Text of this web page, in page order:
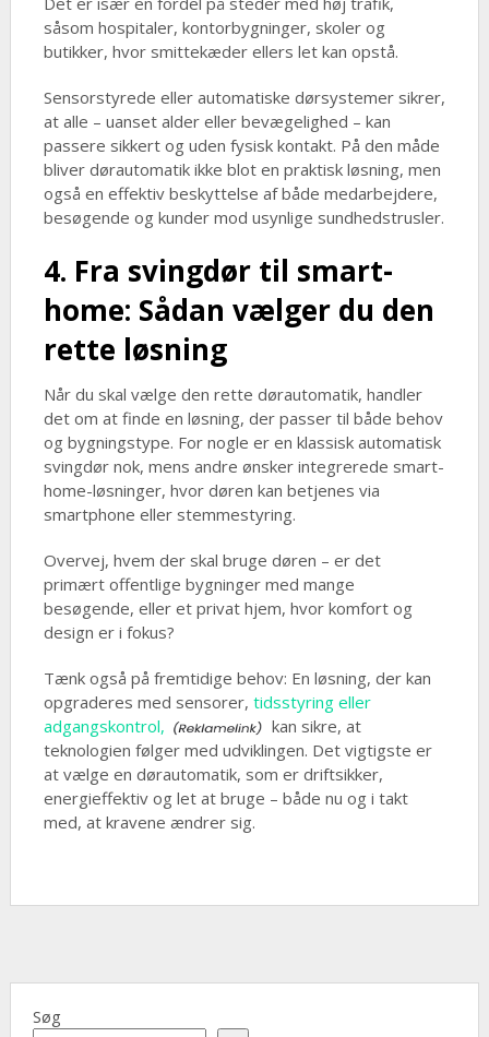
såsom hospitaler, kontorbygninger, skoler og
butikker, hvor smittekæder ellers let kan opstå.
Sensorstyrede eller automatiske dørsystemer sikrer,
at alle – uanset alder eller bevægelighed – kan
passere sikkert og uden fysisk kontakt. På den måde
bliver dørautomatik ikke blot en praktisk løsning, men
også en effektiv beskyttelse af både medarbejdere,
besøgende og kunder mod usynlige sundhedstrusler.
4. Fra svingdør til smart-
home: Sådan vælger du den
rette løsning
Når du skal vælge den rette dørautomatik, handler
det om at finde en løsning, der passer til både behov
og bygningstype. For nogle er en klassisk automatisk
svingdør nok, mens andre ønsker integrerede smart-
home-løsninger, hvor døren kan betjenes via
smartphone eller stemmestyring.
Overvej, hvem der skal bruge døren – er det
primært offentlige bygninger med mange
besøgende, eller et privat hjem, hvor komfort og
design er i fokus?
Tænk også på fremtidige behov: En løsning, der kan
opgraderes med sensorer, tidsstyring eller
adgangskontrol,
kan sikre, at
teknologien følger med udviklingen. Det vigtigste er
at vælge en dørautomatik, som er driftsikker,
energieffektiv og let at bruge – både nu og i takt
med, at kravene ændrer sig.
Søg